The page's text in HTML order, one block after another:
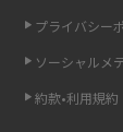
ギガバイト（
Wi-Fi 6とは？
プライバシー
ソーシャルメ
約款•利用規約